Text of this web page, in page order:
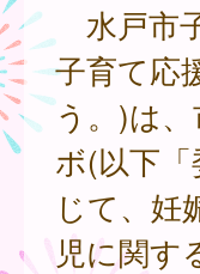
水戸市
子育て応
う。)は
ボ(以下
じて、妊
児に関す